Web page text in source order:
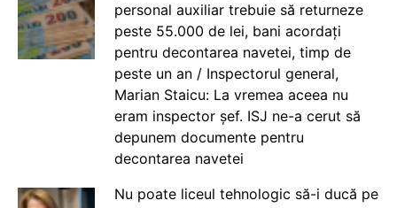
personal auxiliar trebuie să returneze
peste 55.000 de lei, bani acordați
pentru decontarea navetei, timp de
peste un an / Inspectorul general,
Marian Staicu: La vremea aceea nu
eram inspector șef. ISJ ne-a cerut să
depunem documente pentru
decontarea navetei
Nu poate liceul tehnologic să-i ducă pe